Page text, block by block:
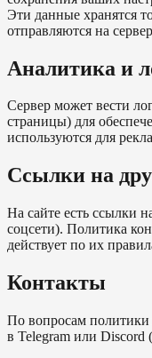
Эти данные хранятся
отправляются на
Аналитика и
Сервер может вести
страницы) для
используются для
Ссылки на
На сайте есть ссылки
соцсети). Политика
действует по их
Контакты
По вопросам
в Telegram или Discord